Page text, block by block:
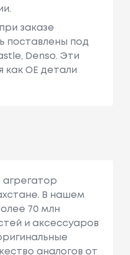
заказе
поставлены под
Denso. Эти
как ОЕ детали
агрегатор
В нашем
70 млн
и аксессуаров
аналогов от